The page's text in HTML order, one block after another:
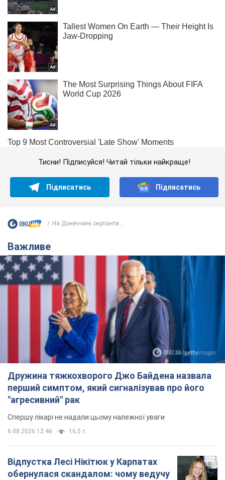
Тисни! Підписуйся! Читай тільки найкраще!
Підписатись Підписатись
На Донеччині окупанти...
Важливе
Дружина тяжкохворого Джо Байдена назвала
перший симптом, який сигналізував про його
"агресивний" рак
Спершу лікарі не надали цьому належної уваги
6.08.2026 12:46 16,5 т.
Відпустка Лесі Нікітюк у Карпатах
обернулася скандалом: чому ведучу